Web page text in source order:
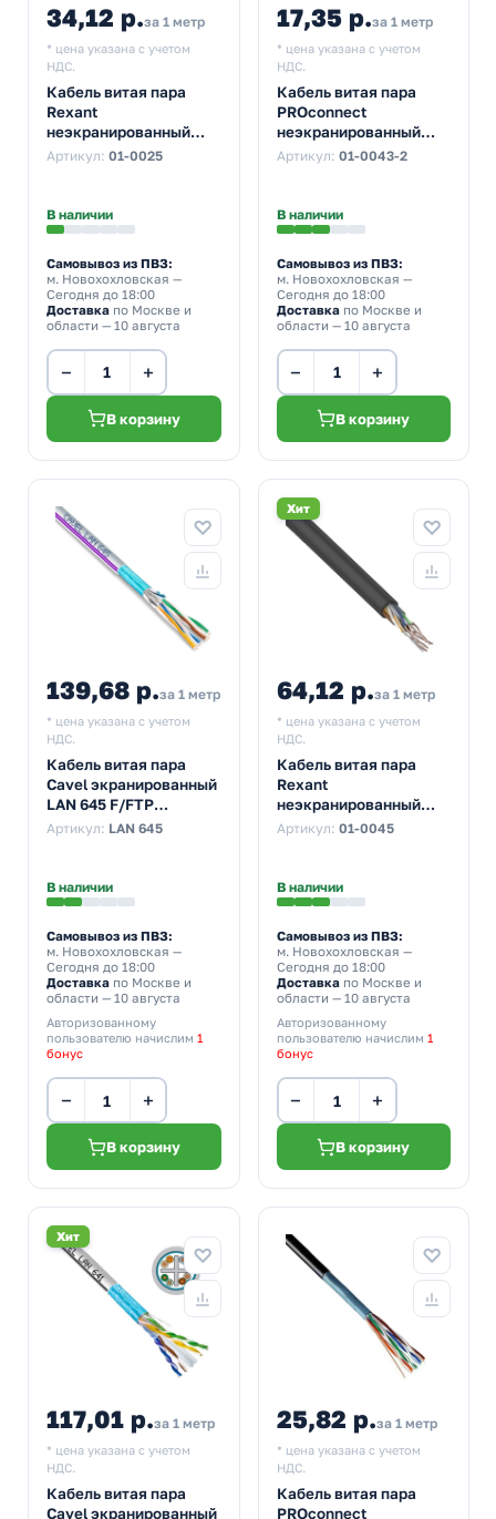
34,12 р.за 1 метр
* цена указана с учетом
НДС.
Кабель витая пара
Rexant
неэкранированный
UTP 2PR 24AWG cat 5e
для интернета)
Артикул: 01-0025
В наличии
Самовывоз из ПВЗ:
м. Новохохловская —
Сегодня до 18:00
Доставка по Москве и
области — 10 августа
− +
В корзину
17,35 р.за 1 метр
* цена указана с учетом
НДС.
Кабель витая пара
PROconnect
неэкранированный
UTP 4PR 24AWG cat 5e
интернета)
Артикул: 01-0043-2
В наличии
Самовывоз из ПВЗ:
м. Новохохловская —
Сегодня до 18:00
Доставкапо Москве и
области — 10 августа
− +
В корзину
139,68 р.за 1 метр
* цена указана с учетом
НДС.
Кабель витая пара
Cavel экранированный
LAN 645 F/FTP
4х2хAWG23/1 cat 6a
Артикул: LAN 645
В наличии
Самовывоз из ПВЗ:
м. Новохохловская —
Сегодня до 18:00
Доставка по Москве и
области — 10 августа
Авторизованному
пользователю начислим 1
бонус
− +
В корзину
Хит
64,12 р.за 1 метр
* цена указана с учетом
НДС.
Кабель витая пара
Rexant
неэкранированный
UTP 4PR 24AWG cat 5e
для интернета)
Артикул: 01-0045
В наличии
Самовывоз из ПВЗ:
м. Новохохловская —
Сегодня до 18:00
Доставкапо Москве и
области — 10 августа
Авторизованному
пользователю начислим 1
бонус
− +
В корзину
Хит
117,01 р.за 1 метр
* цена указана с учетом
НДС.
Кабель витая пара
Cavel экранированный
25,82 р.за 1 метр
* цена указана с учетом
НДС.
Кабель витая пара
PROconnect